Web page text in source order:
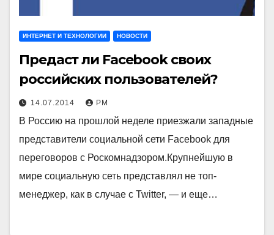
ИНТЕРНЕТ И ТЕХНОЛОГИИ НОВОСТИ
Предаст ли Facebook своих
российских пользователей?
14.07.2014 РМ
В Россию на прошлой неделе приезжали западные
представители социальной сети Facebook для
переговоров с Роскомнадзором.Крупнейшую в
мире социальную сеть представлял не топ-
менеджер, как в случае с Twitter, — и еще…